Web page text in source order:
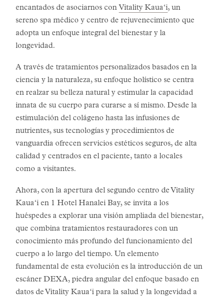
encantados de asociarnos con Vitality Kauaʻi, un
sereno spa médico y centro de rejuvenecimiento que
adopta un enfoque integral del bienestar y la
longevidad.
A través de tratamientos personalizados basados en la
ciencia y la naturaleza, su enfoque holístico se centra
en realzar su belleza natural y estimular la capacidad
innata de su cuerpo para curarse a sí mismo. Desde la
estimulación del colágeno hasta las infusiones de
nutrientes, sus tecnologías y procedimientos de
vanguardia ofrecen servicios estéticos seguros, de alta
calidad y centrados en el paciente, tanto a locales
como a visitantes.
Ahora, con la apertura del segundo centro de Vitality
Kauaʻi en 1 Hotel Hanalei Bay, se invita a los
huéspedes a explorar una visión ampliada del bienestar,
que combina tratamientos restauradores con un
conocimiento más profundo del funcionamiento del
cuerpo a lo largo del tiempo. Un elemento
fundamental de esta evolución es la introducción de un
escáner DEXA, piedra angular del enfoque basado en
datos de Vitality Kauaʻi para la salud y la longevidad a